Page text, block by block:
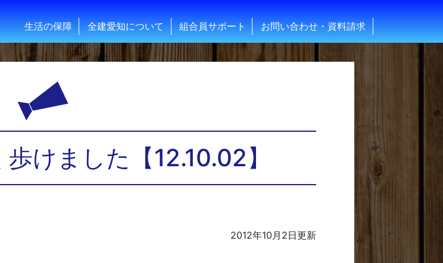
生活の保障 全建愛知について 組合員サポート お問い合わせ・資料請求
けました【12.10.02】
2012年10月2日更新